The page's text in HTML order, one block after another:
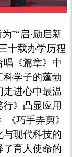
”“启·励启新
十载办学历程
《篇章》中
科学子的蓬勃
进心中最温
》凸显应用
《巧手弄剪》
与现代科技的
了育人使命的